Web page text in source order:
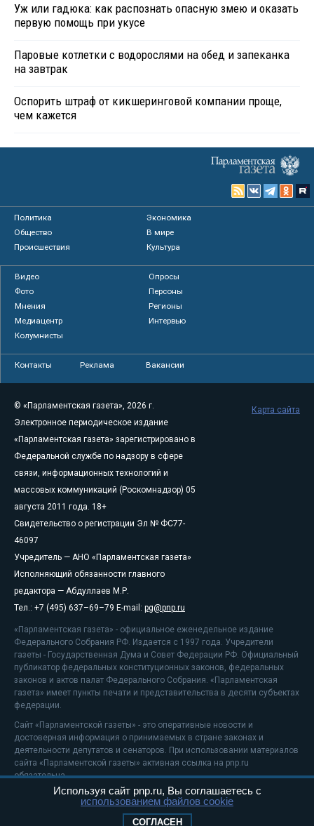
Уж или гадюка: как распознать опасную змею и оказать
первую помощь при укусе
Паровые котлетки с водорослями на обед и запеканка
на завтрак
Оспорить штраф от кикшеринговой компании проще,
чем кажется
Политика
Экономика
Общество
В мире
Происшествия
Культура
Видео
Опросы
Фото
Персоны
Мнения
Регионы
Медиацентр
Интервью
Колумнисты
Контакты Реклама Вакансии
© «Парламентская газета», 2026 г.
Электронное периодическое издание
«Парламентская газета» зарегистрировано в
Федеральной службе по надзору в сфере
связи, информационных технологий и
массовых коммуникаций (Роскомнадзор) 05
августа 2011 года. 18+
Свидетельство о регистрации Эл № ФС77-
46097
Учредитель — АНО «Парламентская газета»
Исполняющий обязанности главного
редактора — Абдуллаев М.Р.
Тел.: +7 (495) 637–69–79 E-mail: pg@pnp.ru
«Парламентская газета» - официальное еженедельное издание
Федерального Собрания РФ. Издается с 1997 года. Учредители
газеты - Государственная Дума и Совет Федерации РФ. Официальный
публикатор федеральных конституционных законов, федеральных
законов и актов палат Федерального Собрания. «Парламентская
газета» имеет пункты печати и представительства в десяти субъектах
федерации.
Сайт «Парламентской газеты» - это оперативные новости и
достоверная информация о принимаемых в стране законах и
деятельности депутатов и сенаторов. При использовании материалов
сайта «Парламентской газеты» активная ссылка на pnp.ru
обязательна.
На информационном ресурсе применяютсярекомендательные
Положение о защите персональных данных
Карта сайта
Используя сайт pnp.ru, Вы соглашаетесь с
использованием файлов cookie
СОГЛАСЕН